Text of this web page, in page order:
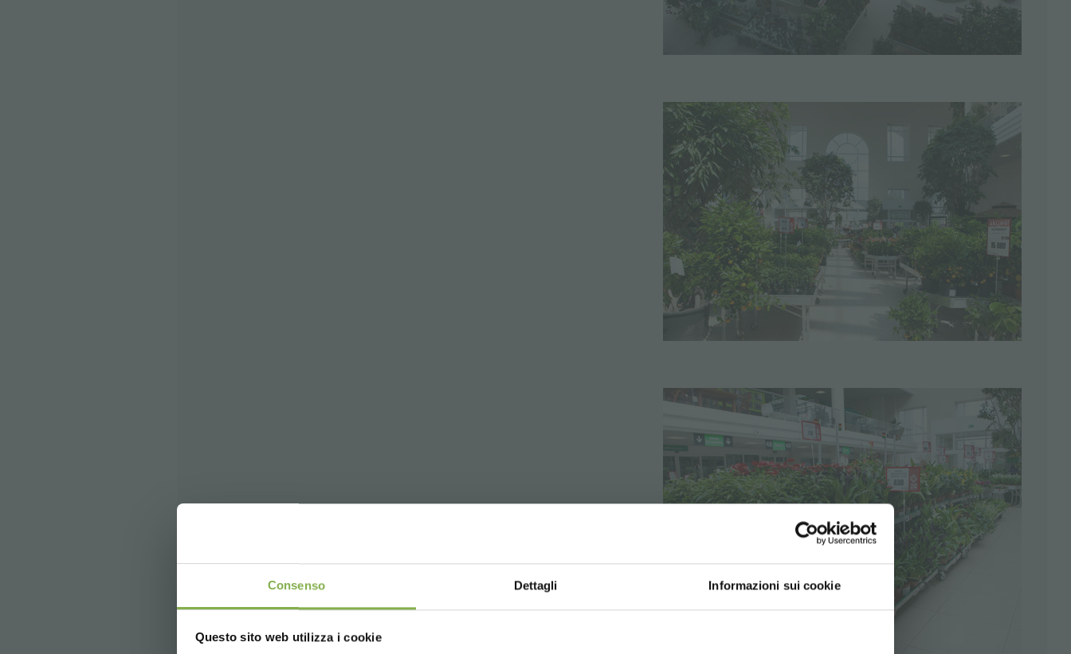
Consenso Dettagli Informazioni sui cookie
Questo sito web utilizza i cookie